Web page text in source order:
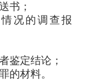
书；
况的调查报
鉴定结论；
的材料。